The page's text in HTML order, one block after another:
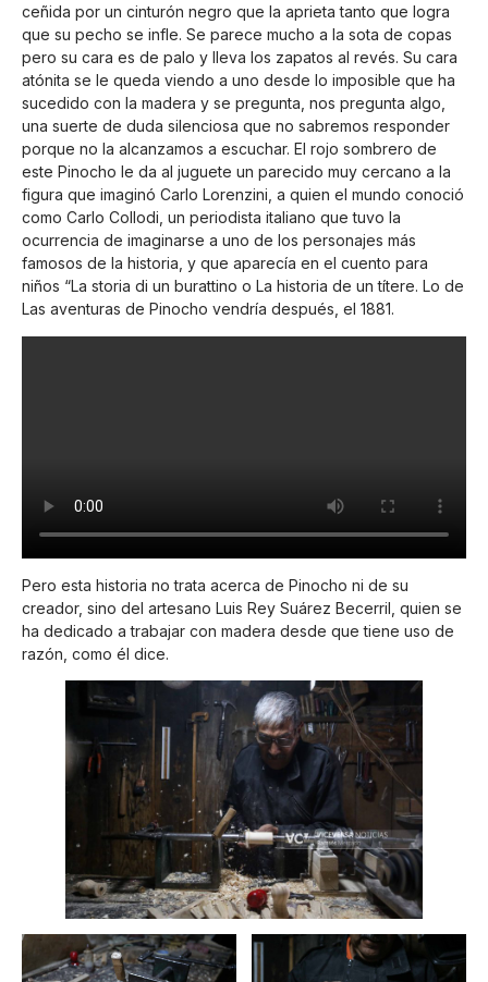
ceñida por un cinturón negro que la aprieta tanto que logra
que su pecho se infle. Se parece mucho a la sota de copas
pero su cara es de palo y lleva los zapatos al revés. Su cara
atónita se le queda viendo a uno desde lo imposible que ha
sucedido con la madera y se pregunta, nos pregunta algo,
una suerte de duda silenciosa que no sabremos responder
porque no la alcanzamos a escuchar. El rojo sombrero de
este Pinocho le da al juguete un parecido muy cercano a la
figura que imaginó Carlo Lorenzini, a quien el mundo conoció
como Carlo Collodi, un periodista italiano que tuvo la
ocurrencia de imaginarse a uno de los personajes más
famosos de la historia, y que aparecía en el cuento para
niños “La storia di un burattino o La historia de un títere. Lo de
Las aventuras de Pinocho vendría después, el 1881.
Pero esta historia no trata acerca de Pinocho ni de su
creador, sino del artesano Luis Rey Suárez Becerril, quien se
ha dedicado a trabajar con madera desde que tiene uso de
razón, como él dice.